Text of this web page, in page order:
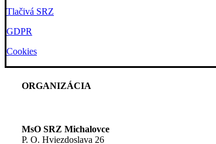
Tlačivá SRZ
GDPR
Cookies
ORGANIZÁCIA
MsO SRZ Michalovce
P. O. Hviezdoslava 26